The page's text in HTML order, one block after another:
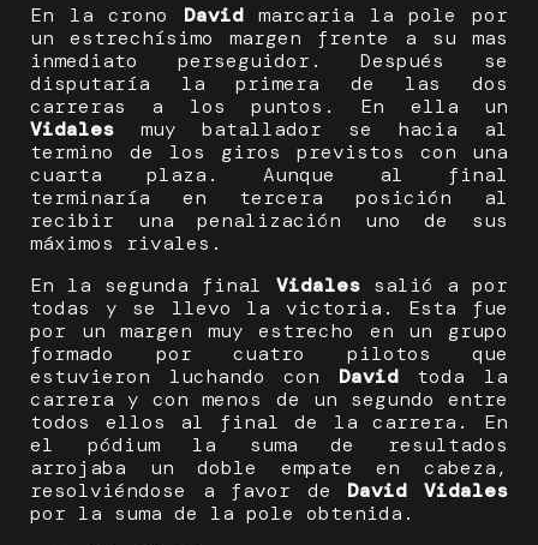
En la crono Davidmarcaria la pole por
un estrechísimo margen frente a su mas
inmediato perseguidor. Después se
disputaría la primera de las dos
carreras a los puntos. En ella un
Vidales muy batallador se hacia al
termino de los giros previstos con una
cuarta plaza. Aunque al final
terminaría en tercera posición al
recibir una penalización uno de sus
máximos rivales.
En la segunda final Vidalessalió a por
todas y se llevo la victoria. Esta fue
por un margen muy estrecho en un grupo
formado por cuatro pilotos que
estuvieron luchando con Davidtoda la
carrera y con menos de un segundo entre
todos ellos al final de la carrera. En
el pódium la suma de resultados
arrojaba un doble empate en cabeza,
resolviéndose a favor de David Vidales
por la suma de la pole obtenida.